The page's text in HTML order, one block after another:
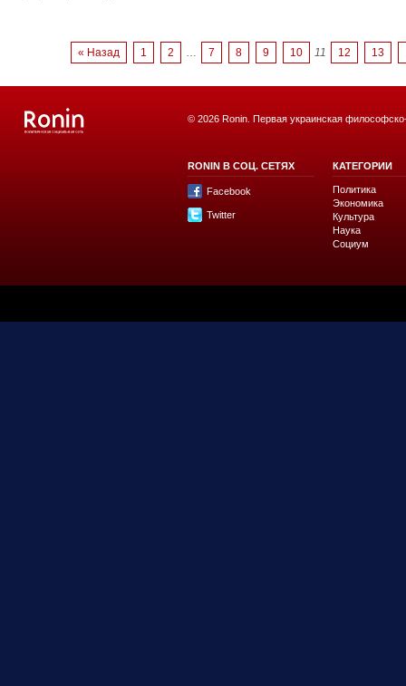
« Назад 1 2 … 7 8 9 10 11 12 13
© 2026 Ronin. Первая украинская
RONIN В СОЦ. СЕТЯХ
Facebook
Twitter
КАТЕГОРИИ
Политика
Экономика
Культура
Наука
Социум